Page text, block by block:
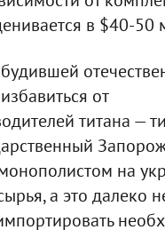
в $40-50
от
титана —
на
а это далеко